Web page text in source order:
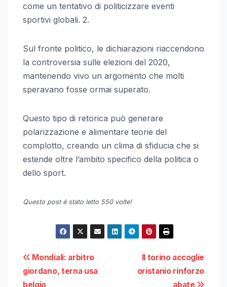
come un tentativo di politicizzare eventi
sportivi globali. 2.
Sul fronte politico, le dichiarazioni riaccendono
la controversia sulle elezioni del 2020,
mantenendo vivo un argomento che molti
speravano fosse ormai superato.
Questo tipo di retorica può generare
polarizzazione e alimentare teorie del
complotto, creando un clima di sfiducia che si
estende oltre l’ambito specifico della politica o
dello sport.
Questo post é stato letto 550 volte!
Navigazione
articoli
Il torino accoglie
oristanio rinforzo
abate
Mondiali: arbitro
giordano, terna usa
belgio